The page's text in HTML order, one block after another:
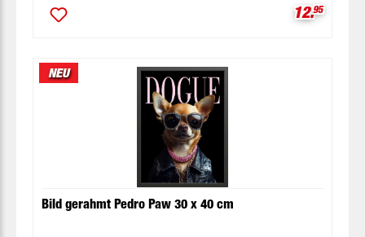
12.95
NEU
Bild gerahmt Pedro Paw 30 x 40 cm